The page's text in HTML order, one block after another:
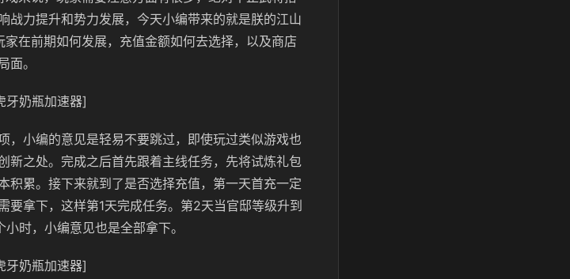
战力提升和势力发展，今天小编带来的就是朕的江山
在前期如何发展，充值金额如何去选择，以及商店
面。
牙奶瓶加速器]
，小编的意见是轻易不要跳过，即使玩过类似游戏也
新之处。完成之后首先跟着主线任务，先将试炼礼包
积累。接下来就到了是否选择充值，第一天首充一定
要拿下，这样第1天完成任务。第2天当官邸等级升到
时，小编意见也是全部拿下。
牙奶瓶加速器]